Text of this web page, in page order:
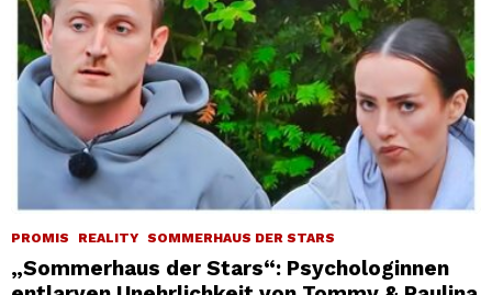
PROMIS REALITY SOMMERHAUS DER STARS
„Sommerhaus der Stars“: Psychologinnen